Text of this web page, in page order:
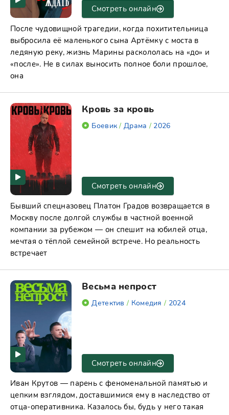
После чудовищной трагедии, когда похитительница
выбросила её маленького сына Артёмку с моста в
ледяную реку, жизнь Марины раскололась на «до» и
«после». Не в силах выносить полное боли прошлое,
она
Смотреть онлайн
Кровь за кровь
Боевик /Драма / 2026
Бывший спецназовец Платон Градов возвращается в
Москву после долгой службы в частной военной
компании за рубежом — он спешит на юбилей отца,
мечтая о тёплой семейной встрече. Но реальность
встречает
Смотреть онлайн
Весьма непрост
Детектив / Комедия / 2024
Иван Крутов — парень с феноменальной памятью и
цепким взглядом, доставшимися ему в наследство от
отца-оперативника. Казалось бы, будь у него такая
Смотреть онлайн